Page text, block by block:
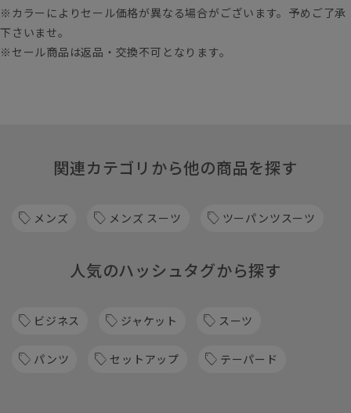
※カラーによりセール価格が異なる場合がございます。予めご了承
下さいませ。
※セール商品は返品・交換不可となります。
関連カテゴリから他の商品を探す
メンズ メンズ スーツ ツーパンツスーツ
人気のハッシュタグから探す
ビジネス ジャケット スーツ
パンツ セットアップ テーパード